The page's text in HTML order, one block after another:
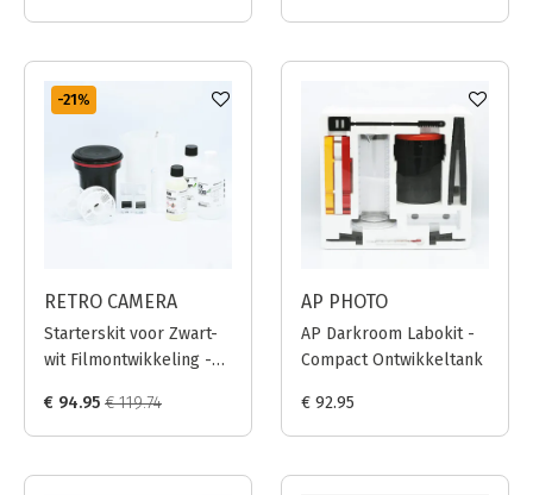
-21%
RETRO CAMERA
Starterskit voor Zwart-
wit Filmontwikkeling -
€ 94.95 € 119.74
AP PHOTO
AP Darkroom Labokit -
Compact Ontwikkeltank
€ 92.95